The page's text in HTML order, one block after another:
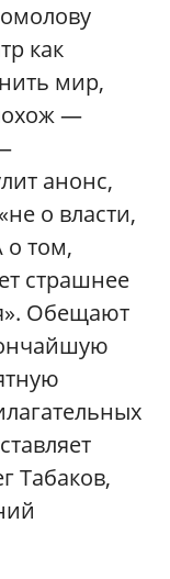
как
мир,
—
анонс,
о власти,
о том,
страшнее
Обещают
Табаков,